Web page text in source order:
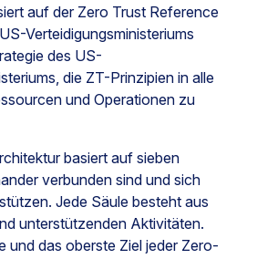
auf der Zero Trust Reference
Verteidigungsministeriums
des US-
die ZT-Prinzipien in alle
und Operationen zu
basiert auf sieben
verbunden sind und sich
Jede Säule besteht aus
unterstützenden Aktivitäten.
und das oberste Ziel jeder Zero-